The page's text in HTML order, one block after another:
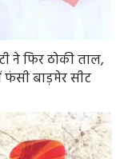
ने फिर ठोकी ताल,
फंसी बाड़मेर सीट